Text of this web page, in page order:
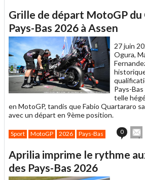
à
Grille de départ MotoGP du
Pays-Bas 2026 à Assen
27 juin
Ogura,
Pays-
telle
en MotoGP, tandis que Fabio Quartararo
avec un départ en 9ème position.
Sport MotoGP 2026 Pays-Bas 0
cet
à
Aprilia imprime le rythme
des Pays-Bas 2026